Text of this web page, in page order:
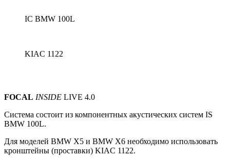
IC BMW 100L
KIAC 1122
FOCAL INSIDE LIVE 4.0
Система состоит из компонентных акустических систем IS
BMW 100L.
Для моделей BMW X5 и BMW X6 необходимо использовать
кронштейны (проставки) KIAC 1122.